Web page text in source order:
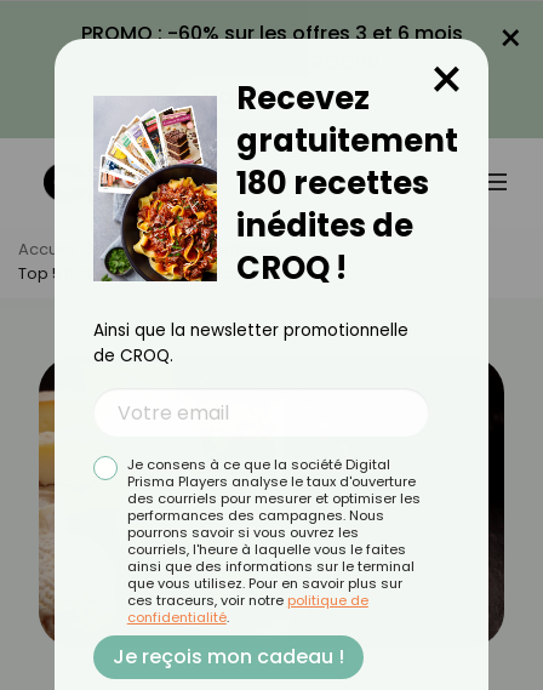
PROMO : -60% sur les offres 3 et 6 mois
VOIR LA PROMO
×
Accueil Actus
Alimentation
Top 5 Des Fromages De Saison De Janvier
Recevez
gratuitement
180 recettes
inédites de
CROQ !
×
Ainsi que la newsletter promotionnelle
de CROQ.
Je consens à ce que la société Digital
Prisma Players analyse le taux d'ouverture
des courriels pour mesurer et optimiser les
performances des campagnes. Nous
pourrons savoir si vous ouvrez les
courriels, l'heure à laquelle vous le faites
ainsi que des informations sur le terminal
que vous utilisez. Pour en savoir plus sur
ces traceurs, voir notre politique de
confidentialité.
Je reçois mon cadeau !